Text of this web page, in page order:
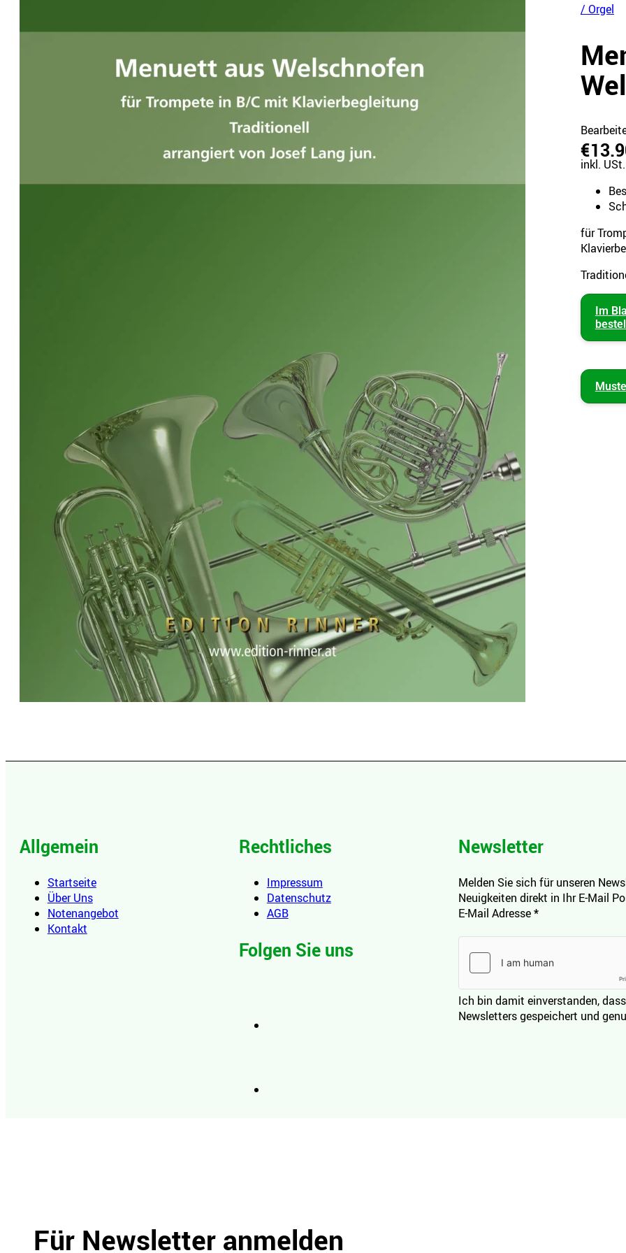
/ Orgel
inkl. USt.
für
Im
Allgemein
Startseite
Über Uns
Notenangebot
Kontakt
Rechtliches
Impressum
Datenschutz
AGB
Folgen Sie uns
Newsletter
Melden Sie sich für unseren
Neuigkeiten direkt in Ihr E-Mail
E-Mail Adresse*
Ich bin damit einverstanden,
Newsletters gespeichert und
Für Newsletter anmelden